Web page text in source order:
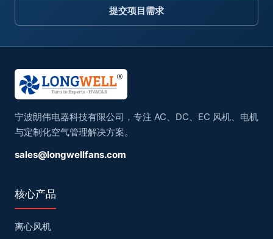
提交项目需求
宁波朗伟电器科技有限公司，专注 AC、DC、EC 风机、电机
与定制化空气管理解决方案。
sales@longwellfans.com
核心产品
离心风机